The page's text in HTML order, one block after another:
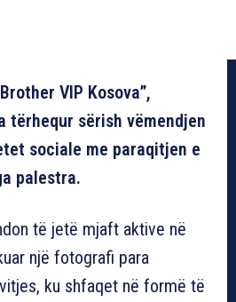
VIP Kosova”,
tërhequr sërish vëmendjen
sociale me paraqitjen e
palestra.
të jetë mjaft aktive në
një fotografi para
ku shfaqet në formë të